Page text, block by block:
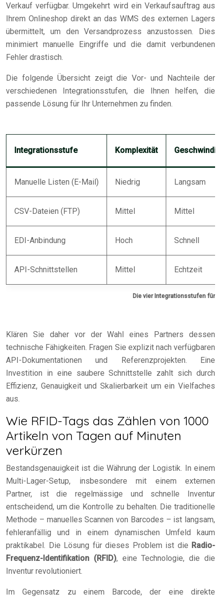
Verkauf verfügbar. Umgekehrt wird ein Verkaufsauftrag aus
Ihrem Onlineshop direkt an das WMS des externen Lagers
übermittelt, um den Versandprozess anzustossen. Dies
minimiert manuelle Eingriffe und die damit verbundenen
Fehler drastisch.
Die folgende Übersicht zeigt die Vor- und Nachteile der
verschiedenen Integrationsstufen, die Ihnen helfen, die
passende Lösung für Ihr Unternehmen zu finden.
Die vier Integrationsstufen für
Integrationsstufe Komplexität
Manuelle Listen (E-Mail) Niedrig Langsam
CSV-Dateien (FTP) Mittel Mittel
EDI-Anbindung Hoch Schnell
API-Schnittstellen Mittel Echtzeit
Klären Sie daher vor der Wahl eines Partners dessen
technische Fähigkeiten. Fragen Sie explizit nach verfügbaren
API-Dokumentationen und Referenzprojekten. Eine
Investition in eine saubere Schnittstelle zahlt sich durch
Effizienz, Genauigkeit und Skalierbarkeit um ein Vielfaches
aus.
Wie RFID-Tags das Zählen von 1000
Artikeln von Tagen auf Minuten
verkürzen
Bestandsgenauigkeit ist die Währung der Logistik. In einem
Multi-Lager-Setup, insbesondere mit einem externen
Partner, ist die regelmässige und schnelle Inventur
entscheidend, um die Kontrolle zu behalten. Die traditionelle
Methode – manuelles Scannen von Barcodes – ist langsam,
fehleranfällig und in einem dynamischen Umfeld kaum
praktikabel. Die Lösung für dieses Problem ist die Radio-
Frequenz-Identifikation (RFID), eine Technologie, die die
Inventur revolutioniert.
Im Gegensatz zu einem Barcode, der eine direkte